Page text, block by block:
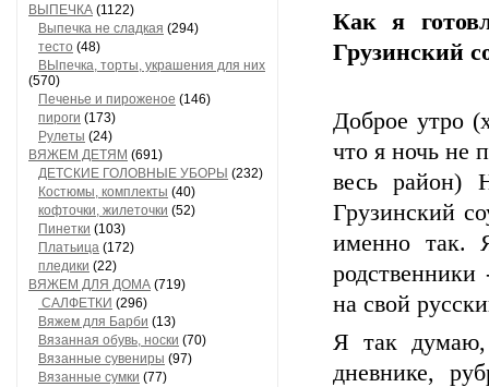
ВЫПЕЧКА (1122)
Выпечка не сладкая (294)
тесто (48)
ВЫпечка, торты, украшения для них
(570)
Печенье и пироженое (146)
пироги (173)
Рулеты (24)
ВЯЖЕМ ДЕТЯМ (691)
ДЕТСКИЕ ГОЛОВНЫЕ УБОРЫ (232)
Костюмы, комплекты (40)
кофточки, жилеточки (52)
Пинетки (103)
Платьица (172)
пледики (22)
ВЯЖЕМ ДЛЯ ДОМА (719)
САЛФЕТКИ (296)
Вяжем для Барби (13)
Вязанная обувь, носки (70)
Вязанные сувениры (97)
Вязанные сумки (77)
Как я
Грузинский
Доброе утро
что я ночь не
весь район)
Грузинский
именно так.
на свой
Я так думаю,
дневнике,